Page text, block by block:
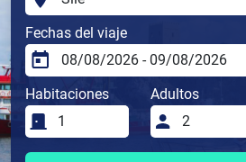
Fechas del viaje
Habitaciones Adultos